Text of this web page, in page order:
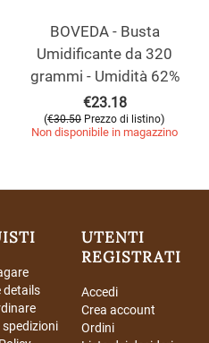
BOVEDA - Busta
Umidificante da 320
grammi - Umidità 62%
€23.18
(€30.50 Prezzo di listino)
Non disponibile in magazzino
details
spedizioni
UTENTI
REGISTRATI
Accedi
Crea account
Ordini